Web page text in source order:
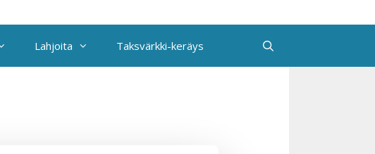
Lahjoita Taksvärkki-keräys